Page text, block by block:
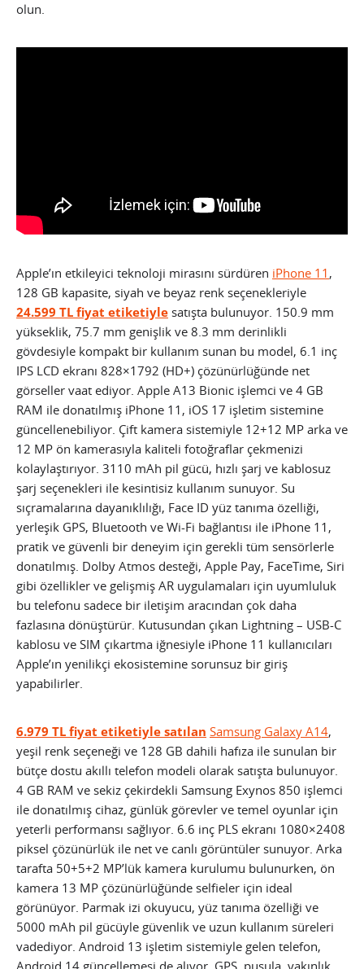
olun.
Apple’ın etkileyici teknoloji mirasını sürdüren iPhone 11 ,
128 GB kapasite, siyah ve beyaz renk seçenekleriyle
24.599 TL fiyat etiketiyle satışta bulunuyor. 150.9 mm
yükseklik, 75.7 mm genişlik ve 8.3 mm derinlikli
gövdesiyle kompakt bir kullanım sunan bu model, 6.1 inç
IPS LCD ekranı 828×1792 (HD+) çözünürlüğünde net
görseller vaat ediyor. Apple A13 Bionic işlemci ve 4 GB
RAM ile donatılmış iPhone 11, iOS 17 işletim sistemine
güncellenebiliyor. Çift kamera sistemiyle 12+12 MP arka ve
12 MP ön kamerasıyla kaliteli fotoğraflar çekmenizi
kolaylaştırıyor. 3110 mAh pil gücü, hızlı şarj ve kablosuz
şarj seçenekleri ile kesintisiz kullanım sunuyor. Su
sıçramalarına dayanıklılığı, Face ID yüz tanıma özelliği,
yerleşik GPS, Bluetooth ve Wi-Fi bağlantısı ile iPhone 11,
pratik ve güvenli bir deneyim için gerekli tüm sensörlerle
donatılmış. Dolby Atmos desteği, Apple Pay, FaceTime, Siri
gibi özellikler ve gelişmiş AR uygulamaları için uyumluluk
bu telefonu sadece bir iletişim aracından çok daha
fazlasına dönüştürür. Kutusundan çıkan Lightning – USB-C
kablosu ve SIM çıkartma iğnesiyle iPhone 11 kullanıcıları
Apple’ın yenilikçi ekosistemine sorunsuz bir giriş
yapabilirler.
6.979 TL fiyat etiketiyle satılan Samsung Galaxy A14,
yeşil renk seçeneği ve 128 GB dahili hafıza ile sunulan bir
bütçe dostu akıllı telefon modeli olarak satışta bulunuyor.
4 GB RAM ve sekiz çekirdekli Samsung Exynos 850 işlemci
ile donatılmış cihaz, günlük görevler ve temel oyunlar için
yeterli performansı sağlıyor. 6.6 inç PLS ekranı 1080×2408
piksel çözünürlük ile net ve canlı görüntüler sunuyor. Arka
tarafta 50+5+2 MP’lük kamera kurulumu bulunurken, ön
kamera 13 MP çözünürlüğünde selfieler için ideal
görünüyor. Parmak izi okuyucu, yüz tanıma özelliği ve
5000 mAh pil gücüyle güvenlik ve uzun kullanım süreleri
vadediyor. Android 13 işletim sistemiyle gelen telefon,
Android 14 güncellemesi de alıyor. GPS, pusula, yakınlık